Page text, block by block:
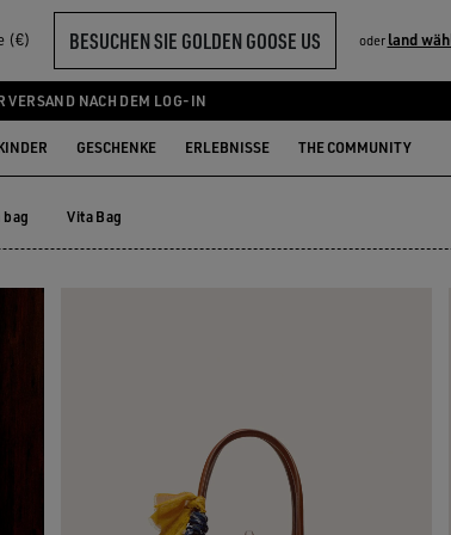
(€) BESUCHEN SIE GOLDEN GOOSE US oder land
VERSAND NACH DEM LOG-IN
GESCHENKE ERLEBNISSE THE COMMUNITY
bag
bag
Vita Bag
Vita Bag